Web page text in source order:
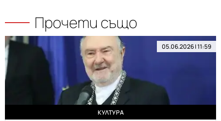
Прочети също
05.06.2026 | 11:59
КУЛТУРА